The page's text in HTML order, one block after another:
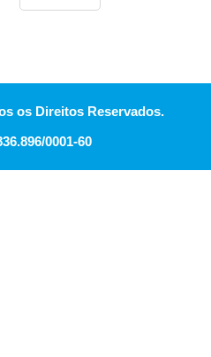
os Direitos Reservados.
0001-60